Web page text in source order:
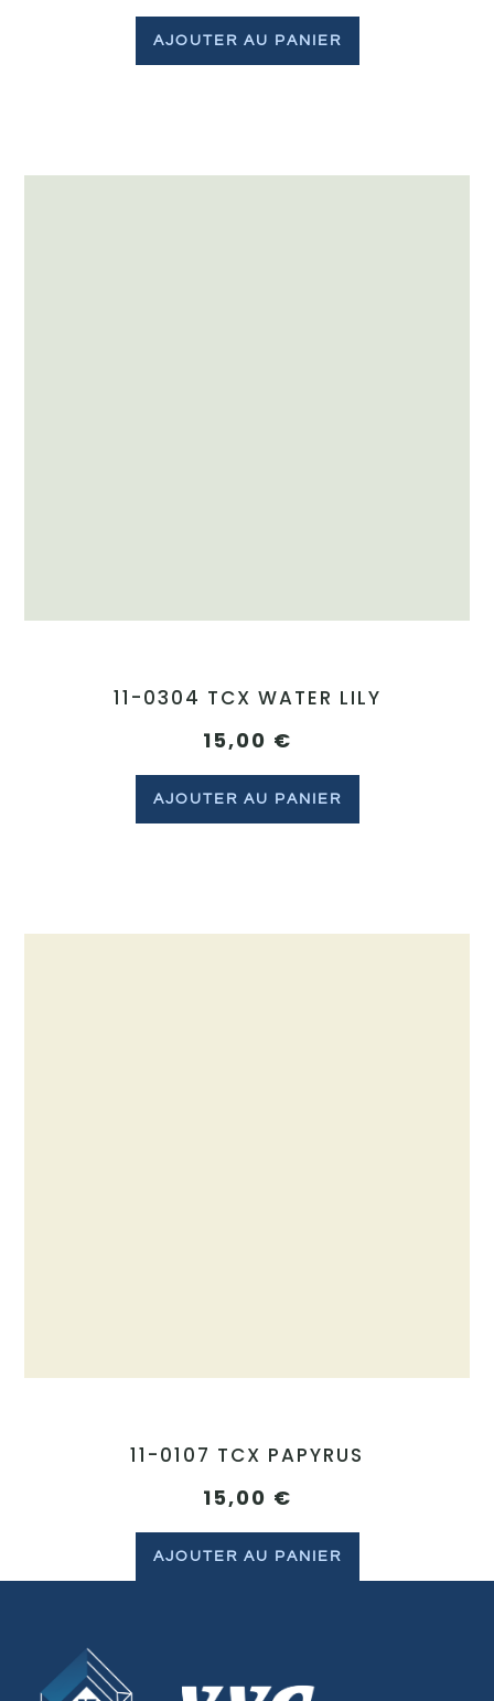
AJOUTER AU PANIER
11-0304 TCX WATER LILY
15,00 €
AJOUTER AU PANIER
11-0107 TCX PAPYRUS
15,00 €
AJOUTER AU PANIER